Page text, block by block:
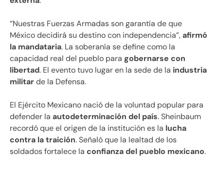
“Nuestras Fuerzas Armadas son garantía de que
México decidirá su destino con independencia”,afirmó
la mandataria. La soberanía se define como la
capacidad real del pueblo para gobernarse con
libertad. El evento tuvo lugar en la sede de la industria
militarde la Defensa.
El Ejército Mexicano nació de la voluntad popular para
defender la autodeterminación del país. Sheinbaum
recordó que el origen de la institución es la lucha
contra la traición. Señaló que la lealtad de los
soldados fortalece la confianza del pueblo mexicano.